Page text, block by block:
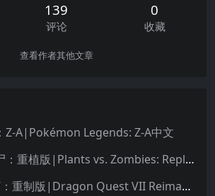
139
评论
0
收藏
查看作者其他文章
Z-A|Pokémon Legends: Z-A中文
植物大战僵尸：重植版|Plants vs. Zombies: Replanted中文
勇者斗恶龙7：重制版|Dragon Quest VII Reimagined中文